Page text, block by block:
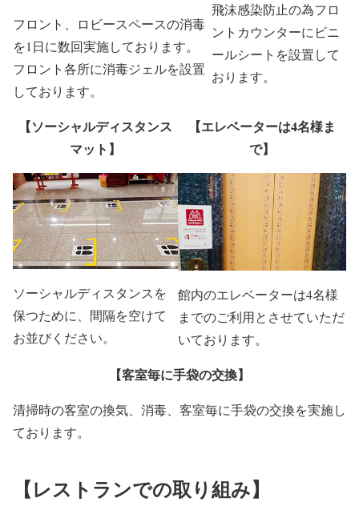
フロント、ロビースペースの消毒
を1日に数回実施しております。
フロント各所に消毒ジェルを設置
しております。
飛沫感染防止の為フロ
ントカウンターにビニ
ールシートを設置して
おります。
【ソーシャルディスタンス
マット】
ソーシャルディスタンスを
保つために、間隔を空けて
お並びください。
【エレベーターは4名様ま
で】
館内のエレベーターは4名様
までのご利用とさせていただ
いております。
【客室毎に手袋の交換】
清掃時の客室の換気、消毒、客室毎に手袋の交換を実施し
ております。
【レストランでの取り組み】